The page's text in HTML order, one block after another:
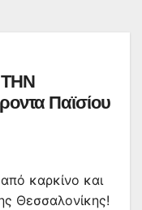
Παϊσίου
καρκίνο και
Θεσσαλονίκης!